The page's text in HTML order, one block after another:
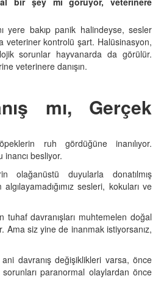
yere bakıp panik halindeyse, sesler
veteriner kontrolü şart. Halüsinasyon,
sorunlar hayvanarda da görülür.
veterinere danışın.
mı, Gerçek
ruh gördüğüne inanılıyor.
besliyor.
olağanüstü duyularla donatılmış
sesleri, kokuları ve
tuhaf davranışları muhtemelen doğal
Ama siz yine de inanmak istiyorsanız,
davranış değişiklikleri varsa, önce
paranormal olaylardan önce